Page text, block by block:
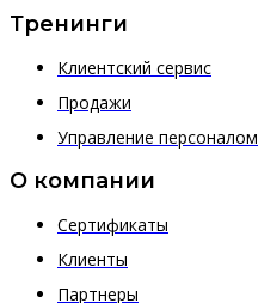
Тренинги
Клиентский сервис
Продажи
Управление персоналом
О компании
Сертификаты
Клиенты
Партнеры